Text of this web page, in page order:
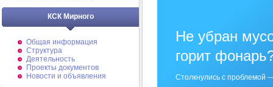
КСК Мирного
Общая информация
Структура
Деятельность
Проекты документов
Новости и объявления
Не убран
горит
Столкнулись с проблемой